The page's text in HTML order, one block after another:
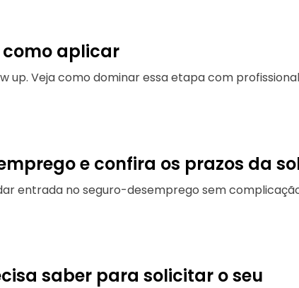
como aplicar
Veja como dominar essa etapa com
e confira os prazos da
entrada no seguro-desemprego sem
saber para solicitar o seu